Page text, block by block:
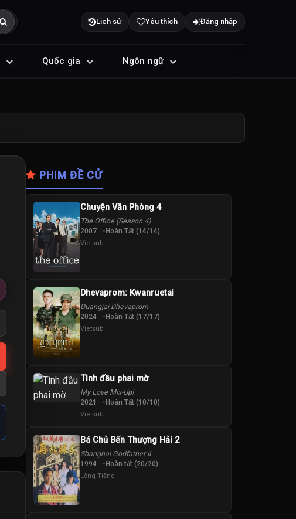
Lịch sử Yêu thích Đăng nhập
Quốc gia Ngôn ngữ
PHIM ĐỀ CỬ
Chuyện Văn Phòng 4
The Office (Season 4)
2007 Hoàn Tất (14/14)
Vietsub
Dhevaprom: Kwanruetai
Duangjai Dhevaprom
2024 Hoàn Tất (17/17)
Vietsub
Tình đầu phai mờ
My Love Mix-Up!
2021 Hoàn Tất (10/10)
Vietsub
Bá Chủ Bến Thượng Hải 2
Shanghai Godfather II
1994 Hoàn tất (20/20)
Lồng Tiếng